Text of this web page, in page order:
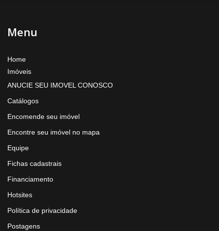
Menu
Home
Imóveis
ANUCIE SEU IMOVEL CONOSCO
Catálogos
Encomende seu imóvel
Encontre seu imóvel no mapa
Equipe
Fichas cadastrais
Financiamento
Hotsites
Política de privacidade
Postagens